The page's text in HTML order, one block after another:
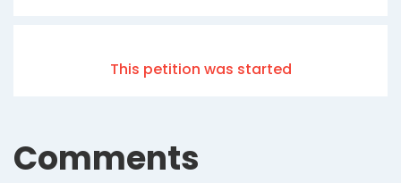
This petition was started
Comments